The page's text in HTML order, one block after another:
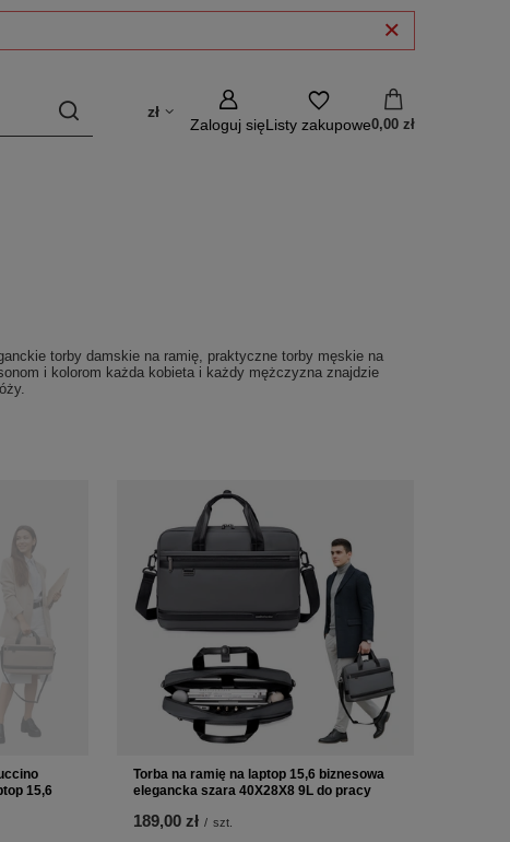
zł
Zaloguj sięListy zakupowe0,00 zł
torby damskie na ramię, praktyczne torby męskie na
i kolorom każda kobieta i każdy mężczyzna znajdzie
15,6
Torba na ramię na laptop 15,6 biznesowa
elegancka szara 40X28X8 9L do pracy
189,00 zł / szt.